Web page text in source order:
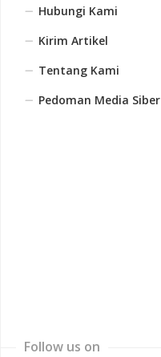
Hubungi Kami
Kirim Artikel
Tentang Kami
Pedoman Media Siber
Follow us on